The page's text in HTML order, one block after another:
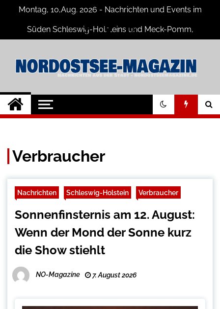
Montag, 10,Aug. 2026 - Nachrichten und Events im
Süden Schleswig-Holsteins und Meck-Pomm,
Nord-Ostsee-
Magazine Blog
Der Blog der Nord-Ostsee Magazine
Verbraucher
Nachrichten Schleswig-Holstein Verbraucher
Sonnenfinsternis am 12. August:
Wenn der Mond der Sonne kurz
die Show stiehlt
NO-Magazine 7. August 2026